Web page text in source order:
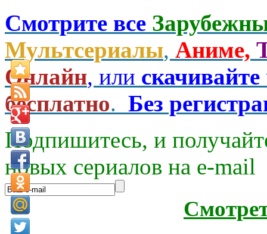
Смотрите все
Мультсериалы, Аниме,
Онлайн, или скачивайте
бесплатно. Без
Подпишитесь, и
новых сериалов на e-mаil